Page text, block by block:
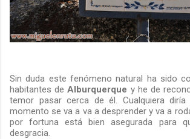
Sin duda este fenómeno natural ha sido
habitantes deAlburquerque y he de
temor pasar cerca de él. Cualquiera diría
momento se va a va a desprender y va a
por fortuna está bien asegurada para
desgracia.